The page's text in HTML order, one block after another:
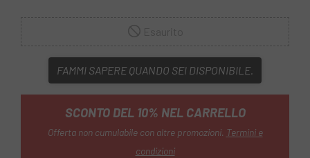
FAMMI SAPERE QUANDO SEI DISPONIBILE.
SCONTO DEL 10% NEL CARRELLO
Offerta non cumulabile con altre promozioni. Termini e
condizioni